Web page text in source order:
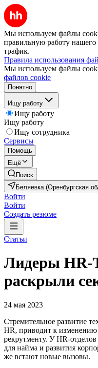
Мы используем файлы
правильную работу нашего
трафик.
Правила использования
Мы используем файлы
файлов cookie
Понятно
Ищу работу
Ищу работу
Ищу работу
Ищу сотрудника
Сервисы
Помощь
Ещё
Поиск
Беляевка (Оренбургская
Войти
Войти
Создать резюме
Статьи
Лидеры HR-
раскрыли
24 мая 2023
Стремительное развитие
HR, приводит к изменению
рекрутменту. У HR-
для найма и развития
же встают новые вызовы.